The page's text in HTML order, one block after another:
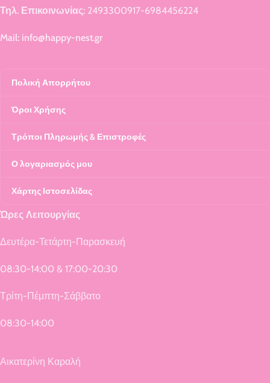
Τηλ. Επικοινωνίας: 2493300917-6984456224
Mail: info@happy-nest.gr
Πολική Απορρήτου
Όροι Χρήσης
Τρόποι Πληρωμής & Επιστροφές
Ο λογαριασμός μου
Χάρτης Ιστοσελίδας
Ώρες Λειτουργίας
Δευτέρα-Τετάρτη-Παρασκευή
08:30-14:00 & 17:00-20:30
Τρίτη-Πέμπτη-Σάββατο
08:30-14:00
Αικατερίνη Καραλή